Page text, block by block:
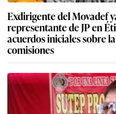
Exdirigente del Movadef
representante de JP en
acuerdos iniciales sobre
comisiones